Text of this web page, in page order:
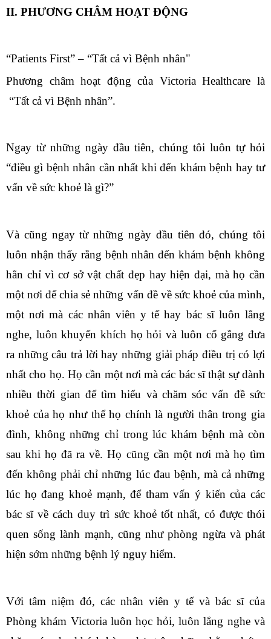
II. PHƯƠNG CHÂM HOẠT ĐỘNG
“Patients First” – “Tất cả vì Bệnh nhân"
Phương châm hoạt động của Victoria Healthcare là
“Tất cả vì Bệnh nhân”.
Ngay từ những ngày đầu tiên, chúng tôi luôn tự hỏi
“điều gì bệnh nhân cần nhất khi đến khám bệnh hay tư
vấn về sức khoẻ là gì?”
Và cũng ngay từ những ngày đầu tiên đó, chúng tôi
luôn nhận thấy rằng bệnh nhân đến khám bệnh không
hẳn chỉ vì cơ sở vật chất đẹp hay hiện đại, mà họ cần
một nơi để chia sẻ những vấn đề về sức khoẻ của mình,
một nơi mà các nhân viên y tế hay bác sĩ luôn lắng
nghe, luôn khuyến khích họ hỏi và luôn cố gắng đưa
ra những câu trả lời hay những giải pháp điều trị có lợi
nhất cho họ. Họ cần một nơi mà các bác sĩ thật sự dành
nhiều thời gian để tìm hiểu và chăm sóc vấn đề sức
khoẻ của họ như thể họ chính là người thân trong gia
đình, không những chỉ trong lúc khám bệnh mà còn
sau khi họ đã ra về. Họ cũng cần một nơi mà họ tìm
đến không phải chỉ những lúc đau bệnh, mà cả những
lúc họ đang khoẻ mạnh, để tham vấn ý kiến của các
bác sĩ về cách duy trì sức khoẻ tốt nhất, có được thói
quen sống lành mạnh, cũng như phòng ngừa và phát
hiện sớm những bệnh lý nguy hiểm.
Với tâm niệm đó, các nhân viên y tế và bác sĩ của
Phòng khám Victoria luôn học hỏi, luôn lắng nghe và